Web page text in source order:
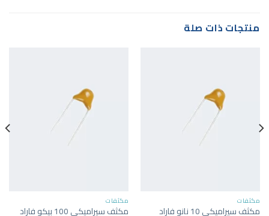
منتجات ذات صلة
مكثفات
مكثف سيراميكي 10 نانو فاراد
مكثفات
مكثف سيراميكي 100 بيكو فاراد